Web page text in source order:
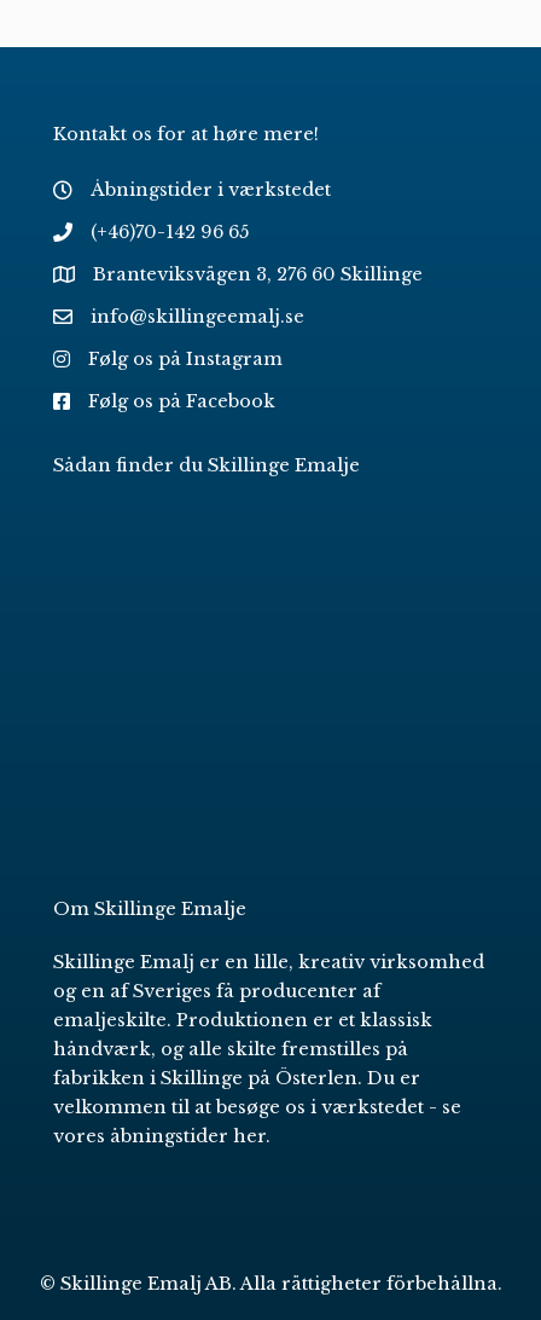
Kontakt os for at høre mere!
Åbningstider i værkstedet
(+46)70-142 96 65
Branteviksvägen 3, 276 60 Skillinge
info@skillingeemalj.se
Følg os på Instagram
Følg os på Facebook
Sådan finder du Skillinge Emalje
Om Skillinge Emalje
Skillinge Emalj er en lille, kreativ virksomhed
og en af Sveriges få producenter af
emaljeskilte. Produktionen er et klassisk
håndværk, og alle skilte fremstilles på
fabrikken i Skillinge på Österlen. Du er
velkommen til at besøge os i værkstedet - se
vores åbningstider her.
© Skillinge Emalj AB. Alla rättigheter förbehållna.